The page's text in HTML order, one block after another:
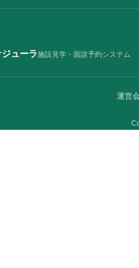
ューラ施設見学・面談予約システム
運営